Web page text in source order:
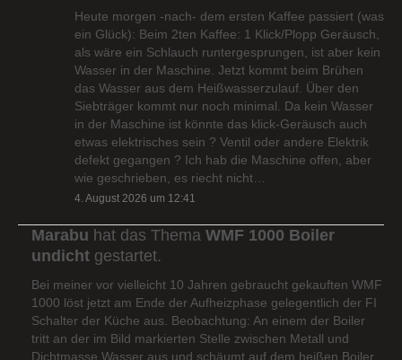
Heute morgen -nach- dem ersten Kaffee passiert (was
ein Glück): Beim 2ten Kaffee: 1 Klick/Plopp Geräusch,
als wäre ein Schlauch runtergesprungen, ist aber kein
Wasser in der Maschine. Jetzt kommt beim Brühen
das Wasser aus dem Heißwasserzulauf. Über den
Siebträger kommt nur noch minimal. Da kein Wasser
in der Maschine ist könnte das klick-Geräusch auch
etwas elektrisches sein ? Ventil oder andere Elektrik
defekt gegangen ? Ich hab die Maschine offen, aber
wie geschrieben, es riecht nicht…
4. August 2026 um 12:41
Marabu hat das Thema WMF 1000 Boiler
undicht gestartet.
Bei meiner vor vielleicht 10 Jahren gebraucht gekauften WMF
1000 löst jetzt am Ende der Aufheizphase gelegentlich der FI
Schalter der Küche aus. Beobachtung: An einem der Boiler
tritt an der im Bild markierten Stelle zwischen Metall und
Dichtmasse Wasser aus und schäumt auf dem heißen Boiler